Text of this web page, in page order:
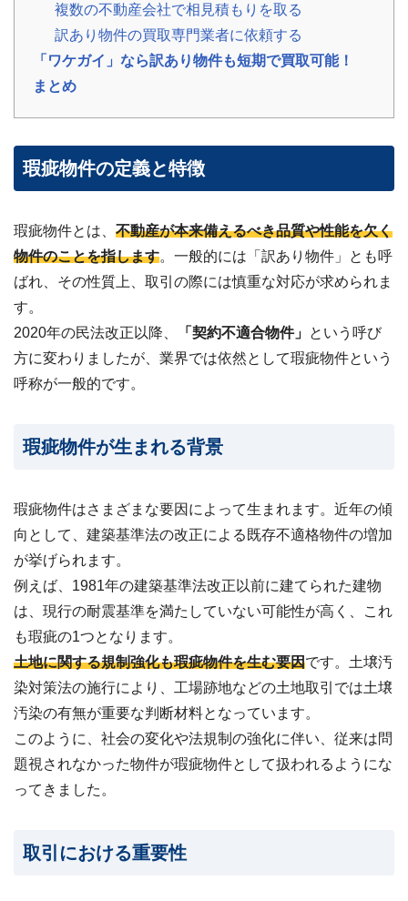
?
よ
く
あ
る
問
査
定・
買
金・
有
持
分
※
し
つ
こ
業
は
ま
ん
※
時
間
ー
ル
受
付・
翌
業
日
で
返
複数の不動産会社で相見積もりを取る
訳あり物件の買取専門業者に依頼する
「ワケガイ」なら訳あり物件も短期で買取可能！
まとめ
瑕疵物件の定義と特徴
瑕疵物件とは、 不動産が本来備えるべき品質や性能を欠く
物件のことを指します。一般的には「訳あり物件」とも呼
ばれ、その性質上、取引の際には慎重な対応が求められま
す。
2020年の民法改正以降、
「契約不適合物件」 という呼び
方に変わりましたが、業界では依然として瑕疵物件という
呼称が一般的です。
瑕疵物件が生まれる背景
瑕疵物件はさまざまな要因によって生まれます。近年の傾
向として、建築基準法の改正による既存不適格物件の増加
が挙げられます。
例えば、1981年の建築基準法改正以前に建てられた建物
は、現行の耐震基準を満たしていない可能性が高く、これ
も瑕疵の1つとなります。
土地に関する規制強化も瑕疵物件を生む要因です。土壌汚
染対策法の施行により、工場跡地などの土地取引では土壌
汚染の有無が重要な判断材料となっています。
このように、社会の変化や法規制の強化に伴い、従来は問
題視されなかった物件が瑕疵物件として扱われるようにな
ってきました。
取引における重要性